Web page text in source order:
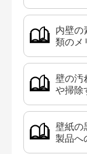
内壁の
類のメ
壁の汚
や掃除
壁紙の
製品へ